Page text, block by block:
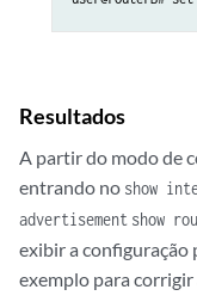
Resultados
A partir do modo de
entrando no show
advertisement show
exibir a configuração
exemplo para corrigir